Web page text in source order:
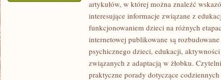
DZIECKA
artykułów, w której można znaleźć
interesujące informacje związane z
funkcjonowaniem dzieci na różnych
internetowej publikowane są
psychicznego dzieci, edukacji,
związanych z adaptacją w żłobku.
praktyczne porady dotyczące